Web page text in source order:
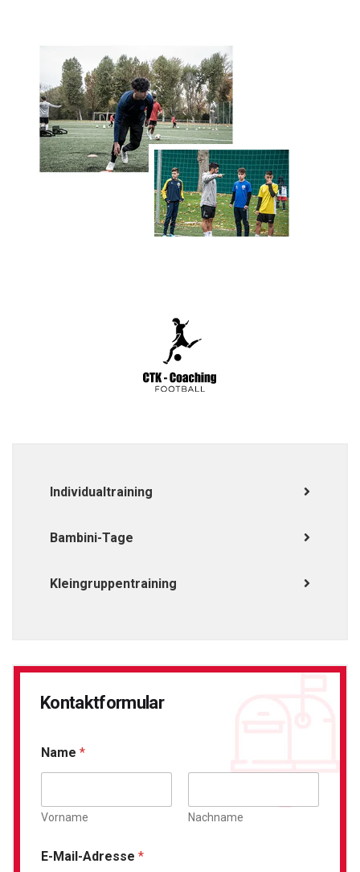
Individualtraining
Bambini-Tage
Kleingruppentraining
Kontaktformular
Name *
Vorname Nachname
E-Mail-Adresse *